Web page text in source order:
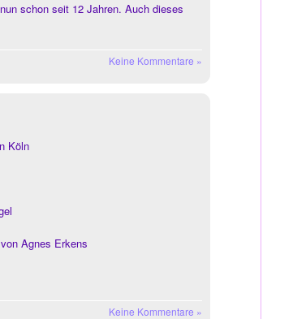
nun schon seit 12 Jahren. Auch dieses
Keine Kommentare »
Köln
Agnes Erkens
Keine Kommentare »